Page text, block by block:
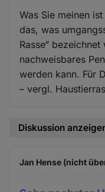
Was Sie meinen
das, was
Rasse“
nachweisbares
werden kann. Für
– vergl.
Diskussion
Jan Hense (nicht